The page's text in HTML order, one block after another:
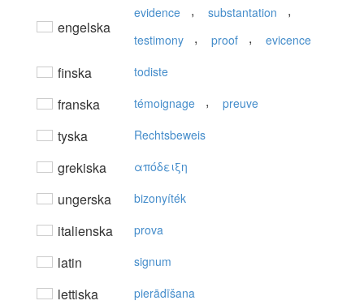
engelska
evidence , substantation ,
testimony , proof , evicence
finska todiste
franska témoignage , preuve
tyska Rechtsbeweis
grekiska απόδειξη
ungerska bizonyíték
italienska prova
latin signum
lettiska pierādīšana